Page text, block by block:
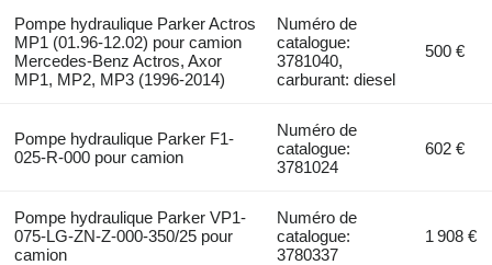
Pompe hydraulique Parker Actros
MP1 (01.96-12.02) pour camion
Mercedes-Benz Actros, Axor
MP1, MP2, MP3 (1996-2014)
Numéro de
catalogue:
3781040,
carburant: diesel
500 €
Pompe hydraulique Parker F1-
025-R-000 pour camion
Numéro de
catalogue:
3781024
602 €
Pompe hydraulique Parker VP1-
075-LG-ZN-Z-000-350/25 pour
camion
Numéro de
catalogue:
3780337
1 908 €